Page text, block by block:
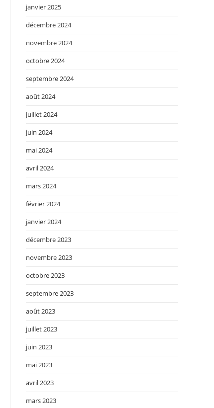
janvier 2025
décembre 2024
novembre 2024
octobre 2024
septembre 2024
août 2024
juillet 2024
juin 2024
mai 2024
avril 2024
mars 2024
février 2024
janvier 2024
décembre 2023
novembre 2023
octobre 2023
septembre 2023
août 2023
juillet 2023
juin 2023
mai 2023
avril 2023
mars 2023